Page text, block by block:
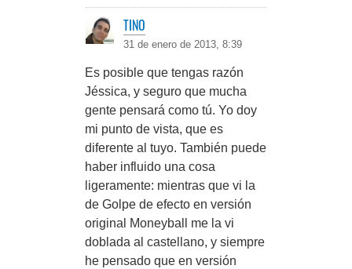
TINO
31 de enero de 2013, 8:39
Es posible que tengas razón
Jéssica, y seguro que mucha
gente pensará como tú. Yo doy
mi punto de vista, que es
diferente al tuyo. También puede
haber influido una cosa
ligeramente: mientras que vi la
de Golpe de efecto en versión
original Moneyball me la vi
doblada al castellano, y siempre
he pensado que en versión